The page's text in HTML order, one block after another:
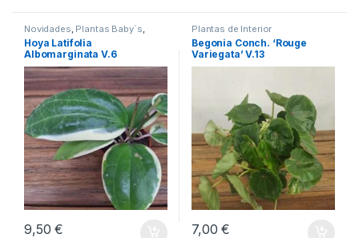
Novidades Plantas Baby´s
Plantas de Interior
Hoya Latifolia
Albomarginata V.6
9,50€
Plantas de Interior
Begonia Conch. ‘Rouge
Variegata’ V.13
7,00€